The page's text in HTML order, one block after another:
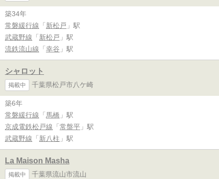
築34年
常磐緩行線 「 新松戸 」駅
武蔵野線 「 新松戸 」駅
流鉄流山線 「 幸谷 」駅
シャロット
掲載中 千葉県松戸市八ケ崎
築6年
常磐緩行線 「 馬橋 」駅
京成電鉄松戸線 「 常盤平 」駅
武蔵野線 「 新八柱 」駅
La Maison Masha
掲載中 千葉県流山市流山